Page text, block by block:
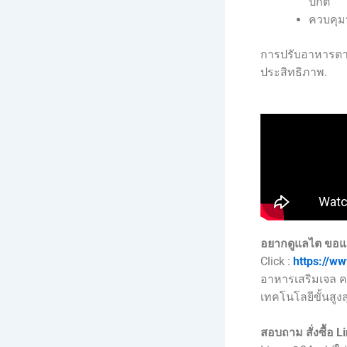
ควบคุ
การปรับอาหารต
ประสิทธิภาพ.
อยากดูแลไต ขอ
Click : https://
อาหารเสริมเจล
เทคโนโลยีขั้นสูง
สอบถาม สั่งซื้อ